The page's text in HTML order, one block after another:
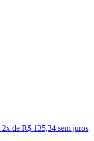
2x de R$ 135,34 sem juros